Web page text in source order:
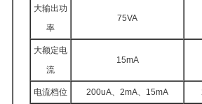
大输出功
率
75VA
大额定电
流
15mA
电流档位 200uA、2mA、15mA